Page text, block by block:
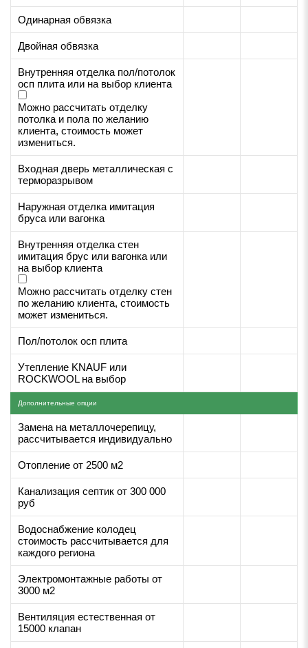
Одинарная обвязка
Двойная обвязка
Внутренняя отделка пол/потолок
осп плита или на выбор клиента
Можно рассчитать отделку
потолка и пола по желанию
клиента, стоимость может
измениться.
Входная дверь металлическая с
терморазрывом
Наружная отделка имитация
бруса или вагонка
Внутренняя отделка стен
имитация брус или вагонка или
на выбор клиента
Можно рассчитать отделку стен
по желанию клиента, стоимость
может измениться.
Пол/потолок осп плита
Утепление KNAUF или
ROCKWOOL на выбор
Дополнительные опции
Замена на металлочерепицу,
рассчитывается индивидуально
Отопление от 2500 м2
Канализация септик от 300 000
руб
Водоснабжение колодец
стоимость рассчитывается для
каждого региона
Электромонтажные работы от
3000 м2
Вентиляция естественная от
15000 клапан